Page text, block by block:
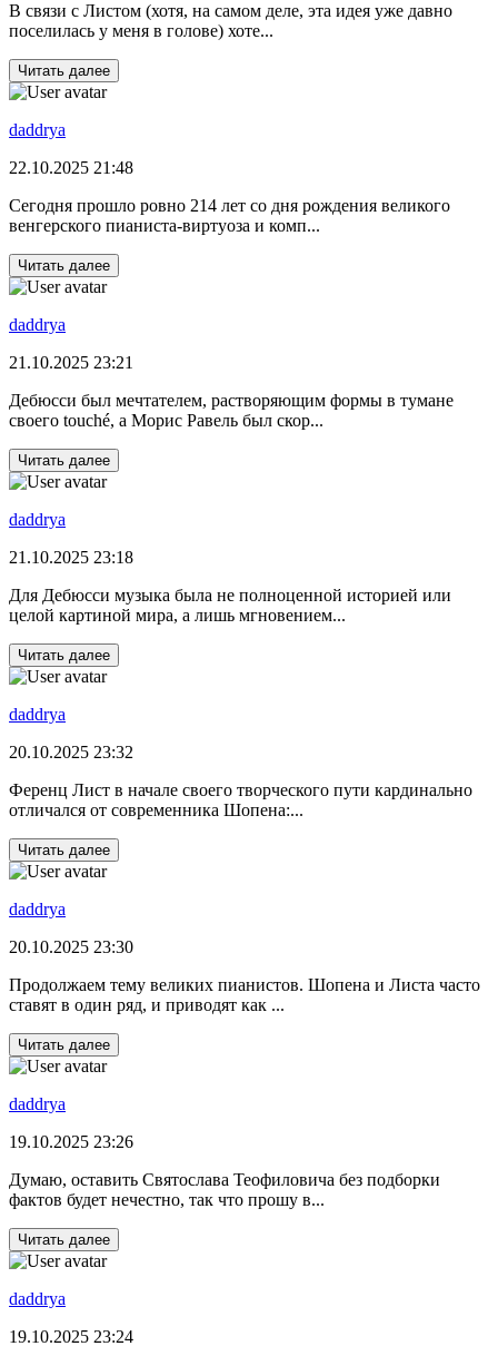
В связи с Листом (хотя, на самом деле, эта идея уже давно
поселилась у меня в голове) хоте...
Читать далее
daddrya
22.10.2025 21:48
Сегодня прошло ровно 214 лет со дня рождения великого
венгерского пианиста-виртуоза и комп...
Читать далее
daddrya
21.10.2025 23:21
Дебюсси был мечтателем, растворяющим формы в тумане
своего touché, а Морис Равель был скор...
Читать далее
daddrya
21.10.2025 23:18
Для Дебюсси музыка была не полноценной историей или
целой картиной мира, а лишь мгновением...
Читать далее
daddrya
20.10.2025 23:32
Ференц Лист в начале своего творческого пути кардинально
отличался от современника Шопена:...
Читать далее
daddrya
20.10.2025 23:30
Продолжаем тему великих пианистов. Шопена и Листа часто
ставят в один ряд, и приводят как ...
Читать далее
daddrya
19.10.2025 23:26
Думаю, оставить Святослава Теофиловича без подборки
фактов будет нечестно, так что прошу в...
Читать далее
daddrya
19.10.2025 23:24